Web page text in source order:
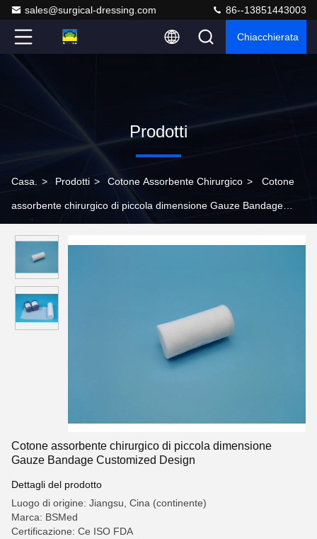
sales@surgical-dressing.com 86--13851443003
Chiacchierata
Prodotti
Casa. > Prodotti > Cotone Assorbente Chirurgico > Cotone
assorbente chirurgico di piccola dimensione Gauze Bandage
Cotone assorbente chirurgico di piccola dimensione
Gauze Bandage Customized Design
Dettagli del prodotto
Luogo di origine: Jiangsu, Cina (continente)
Marca: BSMed
Certificazione: Ce ISO FDA